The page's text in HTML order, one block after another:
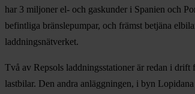
har 3 miljoner el- och gaskunder i Spanien och
befintliga bränslepumpar, och främst betjäna
laddningsnätverket.
Två av Repsols laddningsstationer är redan i
lastbilar. Den andra anläggningen, i byn